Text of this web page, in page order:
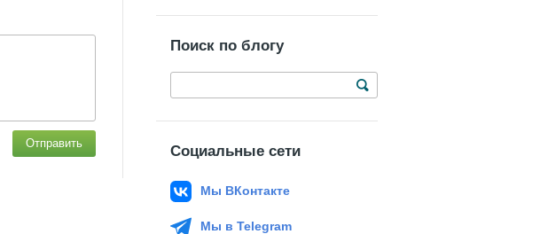
Отправить
Поиск по блогу
Социальные сети
Мы ВКонтакте
Мы в Telegram